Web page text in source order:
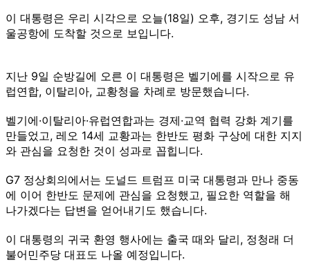
이 대통령은 우리 시각으로 오늘(18일) 오후, 경기도 성남 서
울공항에 도착할 것으로 보입니다.
지난 9일 순방길에 오른 이 대통령은 벨기에를 시작으로 유
럽연합, 이탈리아, 교황청을 차례로 방문했습니다.
벨기에·이탈리아·유럽연합과는 경제·교역 협력 강화 계기를
만들었고, 레오 14세 교황과는 한반도 평화 구상에 대한 지지
와 관심을 요청한 것이 성과로 꼽힙니다.
G7 정상회의에서는 도널드 트럼프 미국 대통령과 만나 중동
에 이어 한반도 문제에 관심을 요청했고, 필요한 역할을 해
나가겠다는 답변을 얻어내기도 했습니다.
이 대통령의 귀국 환영 행사에는 출국 때와 달리, 정청래 더
불어민주당 대표도 나올 예정입니다.